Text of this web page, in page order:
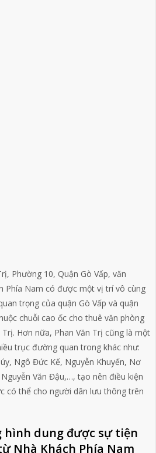
Phường 10, Quận Gò Vấp, văn
Phía Nam có được một vị trí vô cùng
trọng của quận Gò Vấp và quận
chuỗi cao ốc cho thuê văn phòng
Hơn nữa, Phan Văn Trị cũng là một
trục đường quan trong khác như:
Ngô Đức Kế, Nguyễn Khuyến, Nơ
Văn Đậu,…, tạo nên điều kiện
có thể cho người dân lưu thông trên
hình dung được sự tiện
Nhà Khách Phía Nam